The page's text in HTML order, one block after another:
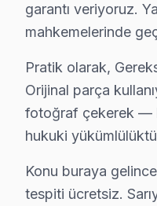
Kireçburnu
Sarıyer'da
Kilyos Regal
Regal TV'nizin
Kilyos Regal
Kocataş Regal
Regal marka TV'niz
garantı veriyoruz.
mahkemelerinde
Pratik olarak,
Orijinal parça
fotoğraf çekerek —
hukuki
Konu buraya
tespiti ücretsiz.